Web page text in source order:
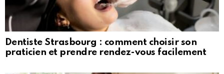
Dentiste Strasbourg : comment choisir son
praticien et prendre rendez-vous facilement